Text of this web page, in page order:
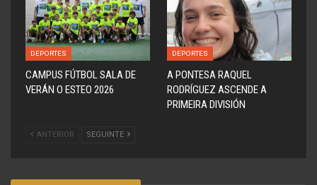
DEPORTES
CAMPUS FÚTBOL SALA DE
VERÁN O ESTEO 2026
DEPORTES
A PONTESA RAQUEL
RODRÍGUEZ ASCENDE A
PRIMEIRA DIVISIÓN
ANTERIOR SEGUINTE